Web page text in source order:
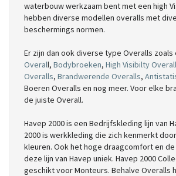
waterbouw werkzaam bent met een high
hebben diverse modellen overalls met
beschermings normen.
Er zijn dan ook diverse type Overalls zoals
Overall, Bodybroeken, High Visibilty
Overalls, Brandwerende Overalls,
Boeren Overalls en nog meer. Voor elke
de juiste Overall.
Havep 2000 is een Bedrijfskleding lijn van
2000 is werkkleding die zich kenmerkt
kleuren. Ook het hoge draagcomfort en
deze lijn van Havep uniek. Havep 2000
geschikt voor Monteurs. Behalve Overalls